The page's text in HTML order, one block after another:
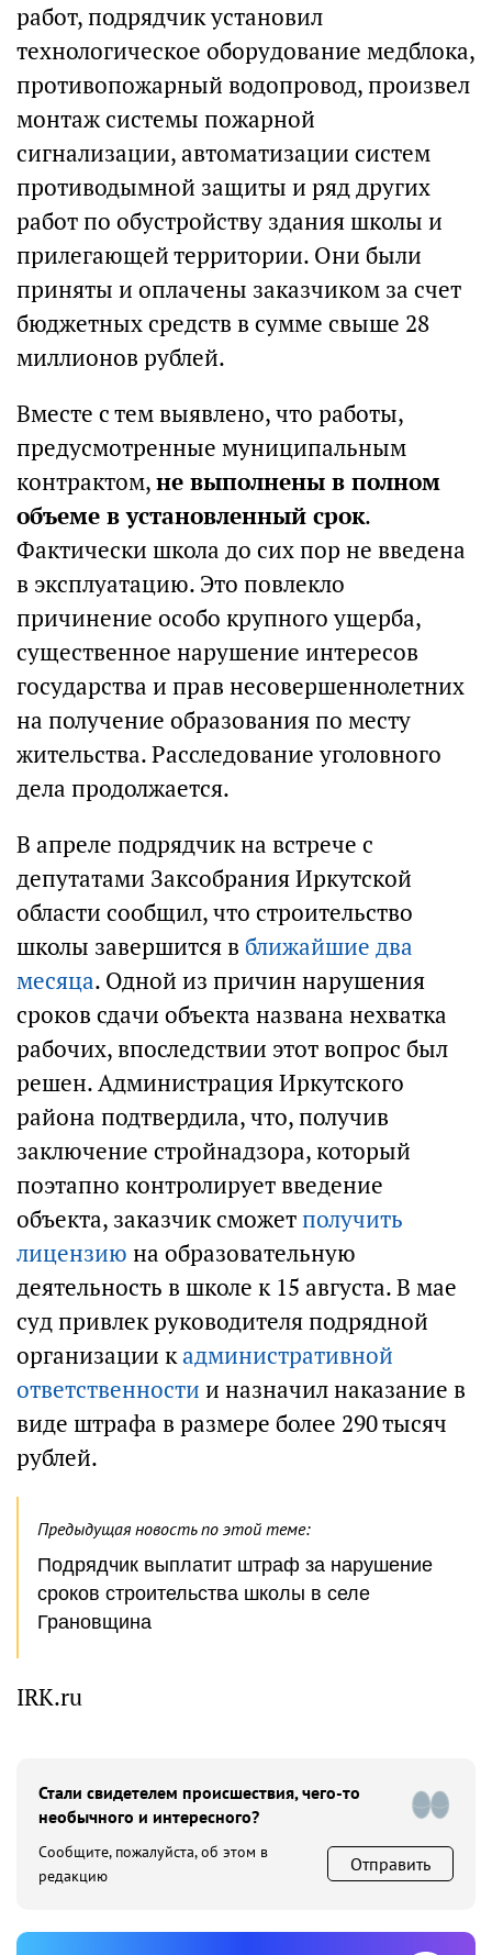
работ, подрядчик установил
технологическое оборудование медблока,
противопожарный водопровод, произвел
монтаж системы пожарной
сигнализации, автоматизации систем
противодымной защиты и ряд других
работ по обустройству здания школы и
прилегающей территории. Они были
приняты и оплачены заказчиком за счет
бюджетных средств в сумме свыше 28​
миллионов рублей.
Вместе с тем выявлено, что работы,
предусмотренные муниципальным
контрактом,не выполнены в полном
объеме в установленный срок.
Фактически школа до сих пор не введена
в эксплуатацию. Это повлекло
причинение особо крупного ущерба,
существенное нарушение интересов
государства и прав несовершеннолетних
на получение образования по месту
жительства. Расследование уголовного
дела продолжается.
В апреле подрядчик на встрече с
депутатами Заксобрания Иркутской
области сообщил, что строительство
школы завершится в ближайшие два
месяца. Одной из причин нарушения
сроков сдачи объекта названа нехватка
рабочих, впоследствии этот вопрос был
решен. Администрация Иркутского
района подтвердила, что, получив
заключение стройнадзора, который
поэтапно контролирует введение
объекта, заказчик сможетполучить
лицензию на образовательную
деятельность в школе к 15 августа. В мае
суд привлек руководителя подрядной
организации кадминистративной
ответственности и назначил наказание в
виде штрафа в размере более 290 тысяч
рублей.
Предыдущая новость по этой теме:
Подрядчик выплатит штраф за нарушение
сроков строительства школы в селе
Грановщина
IRK.ru
Стали свидетелем происшествия, чего-то
необычного и интересного?
Сообщите, пожалуйста, об этом в
редакцию
Отправить